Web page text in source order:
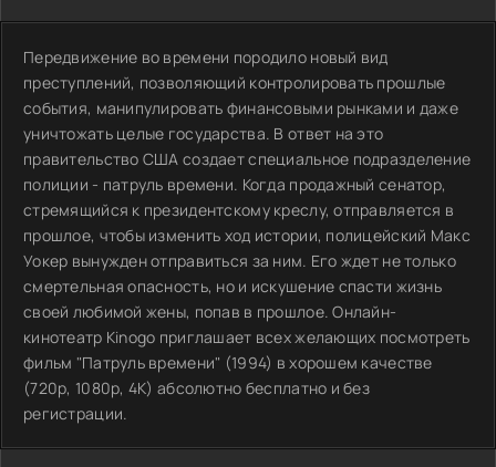
Передвижение во времени породило новый вид
преступлений, позволяющий контролировать прошлые
события, манипулировать финансовыми рынками и даже
уничтожать целые государства. В ответ на это
правительство США создает специальное подразделение
полиции - патруль времени. Когда продажный сенатор,
стремящийся к президентскому креслу, отправляется в
прошлое, чтобы изменить ход истории, полицейский Макс
Уокер вынужден отправиться за ним. Его ждет не только
смертельная опасность, но и искушение спасти жизнь
своей любимой жены, попав в прошлое. Онлайн-
кинотеатр Kinogo приглашает всех желающих посмотреть
фильм "Патруль времени" (1994) в хорошем качестве
(720p, 1080p, 4K) абсолютно бесплатно и без
регистрации.